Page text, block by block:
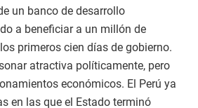
un banco de desarrollo
a beneficiar a un millón de
primeros cien días de gobierno.
atractiva políticamente, pero
económicos. El Perú ya
en las que el Estado terminó